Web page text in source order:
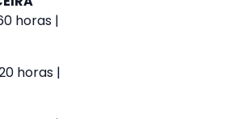
horas |
horas |